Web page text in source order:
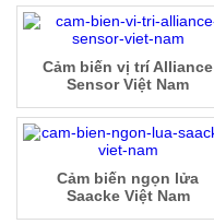
Cảm biến vị trí Alliance
Sensor Việt Nam
Cảm biến ngọn lửa
Saacke Việt Nam